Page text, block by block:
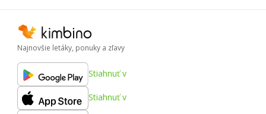
Najnovšie letáky, ponuky a zľavy
Stiahnuť v
Stiahnuť v